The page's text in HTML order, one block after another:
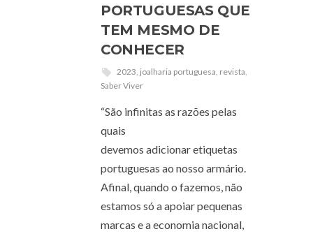
PORTUGUESAS QUE
TEM MESMO DE
CONHECER
2023, joalharia portuguesa, revista,
Saber Viver
“São infinitas as razões pelas
quais
devemos adicionar etiquetas
portuguesas ao nosso armário.
Afinal, quando o fazemos, não
estamos só a apoiar pequenas
marcas e a economia nacional,